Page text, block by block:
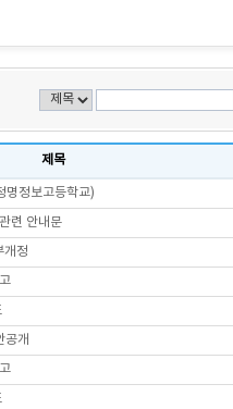
제목
명정보고등학교)
련 안내문
개정
공개